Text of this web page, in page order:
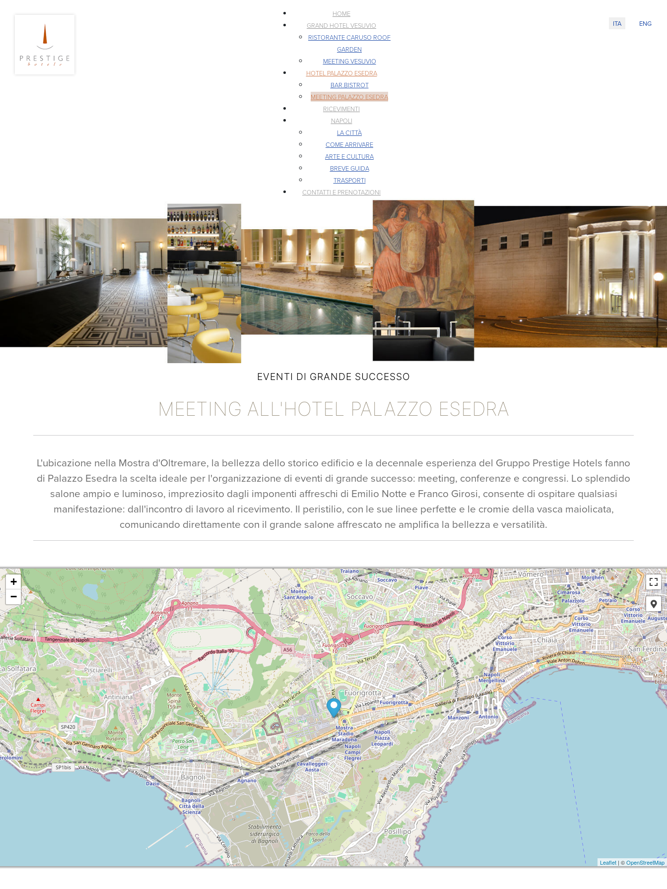
HOME
GRAND HOTEL VESUVIO
RISTORANTE CARUSO ROOF
GARDEN
MEETING VESUVIO
HOTEL PALAZZO ESEDRA
BAR.BISTROT
MEETING PALAZZO ESEDRA
RICEVIMENTI
NAPOLI
LA CITTÀ
COME ARRIVARE
ARTE E CULTURA
BREVE GUIDA
TRASPORTI
CONTATTI E PRENOTAZIONI
Seleziona la tua
ITA ENG
EVENTI DI GRANDE SUCCESSO
MEETING ALL'HOTEL PALAZZO ESEDRA
L'ubicazione nella Mostra d'Oltremare, la bellezza dello storico edificio e la decennale esperienza del Gruppo Prestige Hotels fanno
di Palazzo Esedra la scelta ideale per l'organizzazione di eventi di grande successo: meeting, conferenze e congressi. Lo splendido
salone ampio e luminoso, impreziosito dagli imponenti affreschi di Emilio Notte e Franco Girosi, consente di ospitare qualsiasi
manifestazione: dall'incontro di lavoro al ricevimento. Il peristilio, con le sue linee perfette e le cromie della vasca maiolicata,
comunicando direttamente con il grande salone affrescato ne amplifica la bellezza e versatilità.
+
−
Leaflet | ©OpenStreetMap